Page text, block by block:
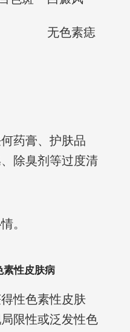
无色素痣
药膏、护肤品
除臭剂等过度清
。
素性皮肤病
性色素性皮肤
限性或泛发性色